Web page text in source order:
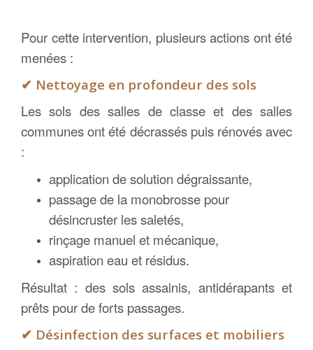
Pour cette intervention, plusieurs actions ont été
menées :
✔ Nettoyage en profondeur des sols
Les sols des salles de classe et des salles
communes ont été décrassés puis rénovés avec
:
application de solution dégraissante,
passage de la monobrosse pour
désincruster les saletés,
rinçage manuel et mécanique,
aspiration eau et résidus.
Résultat : des sols assainis, antidérapants et
prêts pour de forts passages.
✔ Désinfection des surfaces et mobiliers